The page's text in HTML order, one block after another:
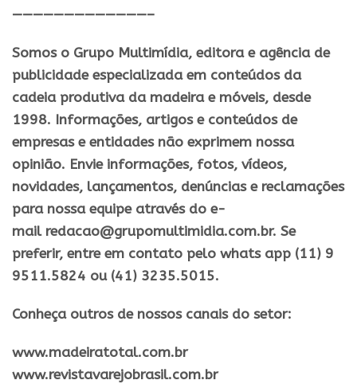
—————————————–
Somos o Grupo Multimídia, editora e agência de
publicidade especializada em conteúdos da
cadeia produtiva da madeira e móveis, desde
1998. Informações, artigos e conteúdos de
empresas e entidades não exprimem nossa
opinião. Envie informações, fotos, vídeos,
novidades, lançamentos, denúncias e reclamações
para nossa equipe através do e-
mail redacao@grupomultimidia.com.br. Se
preferir, entre em contato pelo whats app (11) 9
9511.5824 ou (41) 3235.5015.
Conheça outros de nossos canais do setor:
​www.madeiratotal.com.br
www.revistavarejobrasil.com.br